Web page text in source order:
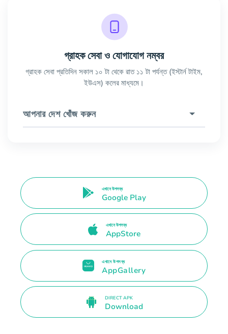
গ্রাহক সেবা ও যোগাযোগ নম্বর
গ্রাহক সেবা প্রতিদিন সকাল ১০ টা থেকে রাত ১১ টা পর্যন্ত (ইস্টার্ন টাইম,
ইউএস) কলের মাধ্যমে।
আপনার দেশ খোঁজ করুন
এখানে উপলব্ধ
Google Play
এখানে উপলব্ধ
AppStore
এখানে উপলব্ধ
AppGallery
DIRECT APK
Download